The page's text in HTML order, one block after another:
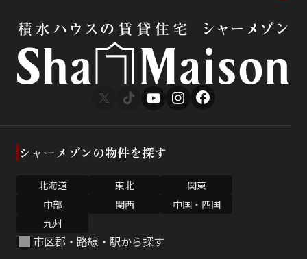
シャーメゾンの物件を探す
北海道 東北
関東
中部
関西
中国・四国
九州
市区郡・路線・駅から探す